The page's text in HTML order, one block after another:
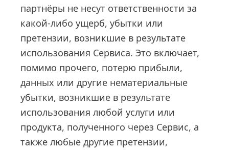
партнёры не несут ответственности за
какой-либо ущерб, убытки или
претензии, возникшие в результате
использования Сервиса. Это включает,
помимо прочего, потерю прибыли,
данных или другие нематериальные
убытки, возникшие в результате
использования любой услуги или
продукта, полученного через Сервис, а
также любые другие претензии,